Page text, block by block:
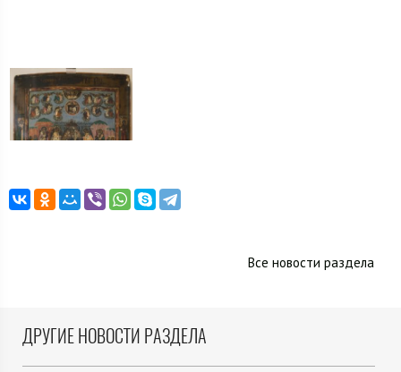
Все новости раздела
ДРУГИЕ НОВОСТИ РАЗДЕЛА